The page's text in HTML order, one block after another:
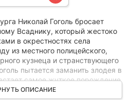
Николай Гоголь бросает
Всаднику, который жестоко
в окрестностях села
из местного полицейского,
кузнеца и странствующего
пытается заманить злодея в
самое жуткое порождение
взгляд которого способен
ОПИСАНИЕ